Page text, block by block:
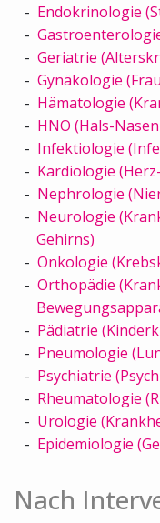
Endokrinologie
Geriatrie
Gynäkologie
Hämatologie
HNO (Hals-
Infektiologie
Kardiologie
Nephrologie
Neurologie
Gehirns)
Onkologie
Orthopädie
Pädiatrie
Pneumologie
Psychiatrie
Rheumatologie
Urologie
Epidemiologie
Nach